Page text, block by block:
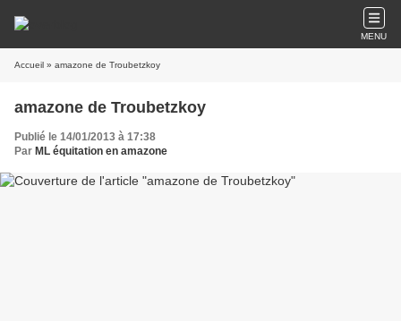
MENU
Accueil » amazone de Troubetzkoy
amazone de Troubetzkoy
Publié le 14/01/2013 à 17:38
Par ML équitation en amazone